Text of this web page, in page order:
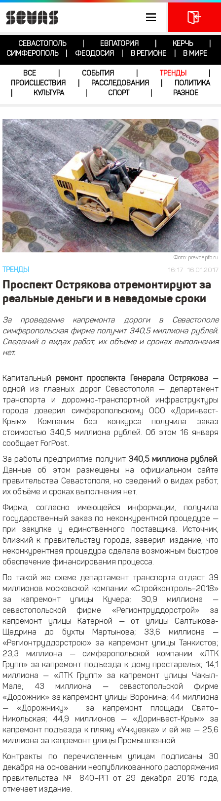
СЕВАСТОПОЛЬ ЕВПАТОРИЯ КЕРЧЬ
СИМФЕРОПОЛЬ
ФЕОДОСИЯ В РЕГИОНЕ В МИРЕ
ВСЕ СОБЫТИЯ ТРЕНДЫ
ПРОИСШЕСТВИЯ
РАССЛЕДОВАНИЯ
ПОЛИТИКА
КУЛЬТУРА СПОРТ РАЗНОЕ
Фото: pravdapfo.ru
16:17 16.01.2017
ТРЕНДЫ
Проспект Острякова отремонтируют за
реальные деньги и в неведомые сроки
За проведение капремонта дороги в Севастополе
симферопольская фирма получит 340,5 миллиона рублей.
Сведений о видах работ, их объёме и сроках выполнения
нет.
Капитальныйремонт проспекта Генерала Острякова—
одной из главных дорог Севастополя — департамент
транспорта и дорожно-транспортной инфраструктуры
города доверил симферопольскому ООО «Доринвест-
Крым». Компания без конкурса получила заказ
стоимостью 340,5 миллиона рублей. Об этом 16 января
сообщает ForPost.
За работы предприятие получит 340,5 миллиона рублей.
Данные об этом размещены на официальном сайте
правительства Севастополя, но сведений о видах работ,
их объёме и сроках выполнения нет.
Фирма, согласно имеющейся информации, получила
государственный заказ по неконкурентной процедуре —
при закупке у единственного поставщика. Источник,
близкий к правительству города, заверил издание, что
неконкурентная процедура сделала возможным быстрое
обеспечение финансирования процесса.
По такой же схеме департамент транспорта отдаст 39
миллионов московской компании «Стройконтроль–2018»
за капремонт улицы Кучера; 30,9 миллиона —
севастопольской фирме «Регионтруддорстрой» за
капремонт улицы Катерной — от улицы Салтыкова-
Щедрина до бухты Мартынова; 33,6 миллиона —
«Регионтруддорстрою» за капремонт улицы Танкистов;
23,3 миллиона — симферопольской компании «ЛТК
Групп» за капремонт подъезда к дому престарелых; 14,1
миллиона — «ЛТК Групп» за капремонт улицы Чакыл-
Мале; 43 миллиона — севастопольской фирме
«Дорожник» за капремонт улицы Воронина; 44 миллиона
— «Дорожнику» за капремонт площади Свято–
Никольская; 44,9 миллионов — «Доринвест-Крым» за
капремонт подъезда к пляжу «Учкуевка» и ей же — 25,6
миллиона за капремонт улицы Промышленной.
Контракты по перечисленным улицам подписаны 30
декабря на основании неопубликованного распоряжения
правительства № 840–РП от 29 декабря 2016 года,
отмечает издание.